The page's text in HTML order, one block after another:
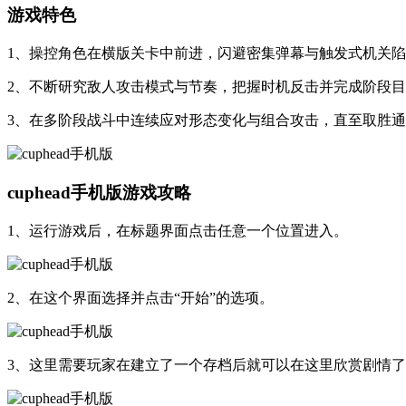
游戏特色
1、操控角色在横版关卡中前进，闪避密集弹幕与触发式机关陷
2、不断研究敌人攻击模式与节奏，把握时机反击并完成阶段目
3、在多阶段战斗中连续应对形态变化与组合攻击，直至取胜通
cuphead手机版游戏攻略
1、运行游戏后，在标题界面点击任意一个位置进入。
2、在这个界面选择并点击“开始”的选项。
3、这里需要玩家在建立了一个存档后就可以在这里欣赏剧情了